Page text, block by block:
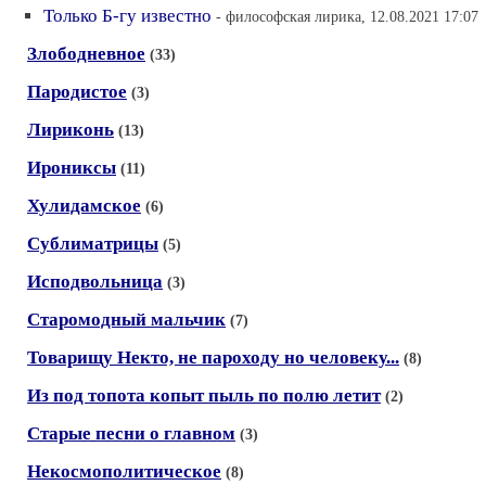
Только Б-гу известно - философская лирика, 12.08.2021 17:07
Злободневное (33)
Пародистое (3)
Лириконь (13)
Ирониксы (11)
Хулидамское (6)
Сублиматрицы (5)
Исподвольница (3)
Старомодный мальчик (7)
Товарищу Некто, не пароходу но человеку... (8)
Из под топота копыт пыль по полю летит (2)
Старые песни о главном (3)
Некосмополитическое (8)